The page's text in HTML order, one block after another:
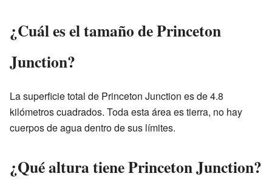
¿Cuál es el tamaño de Princeton
Junction?
La superficie total de Princeton Junction es de 4.8
kilómetros cuadrados. Toda esta área es tierra, no hay
cuerpos de agua dentro de sus límites.
¿Qué altura tiene Princeton Junction?